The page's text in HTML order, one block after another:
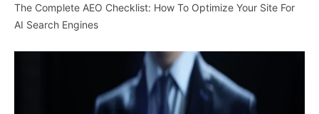
The Complete AEO Checklist: How To Optimize Your Site For
AI Search Engines